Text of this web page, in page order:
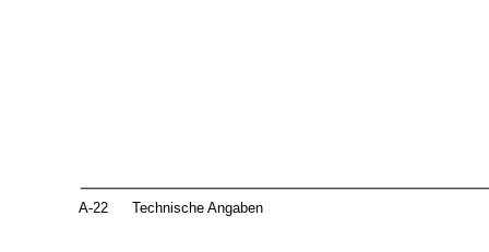
A-22 Technische Angaben